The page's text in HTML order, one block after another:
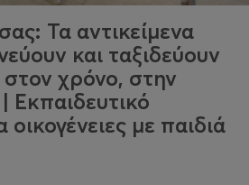
Τα αντικείμενα
και ταξιδεύουν
χρόνο, στην
Εκπαιδευτικό
με παιδιά